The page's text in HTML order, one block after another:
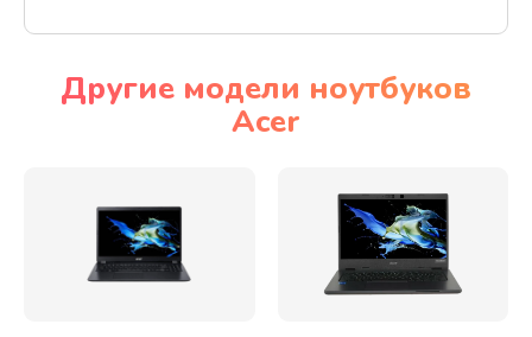
Настройка BIOS
Замена видеочипа
Другие модели ноутбуков
Acer